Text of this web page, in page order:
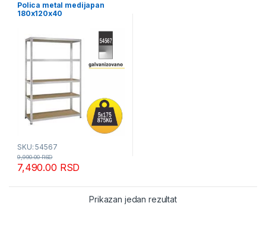
Polica metal medijapan
180x120x40
SKU: 54567
7,490.00 RSD
9,990.00RSD
Prikazan jedan rezultat